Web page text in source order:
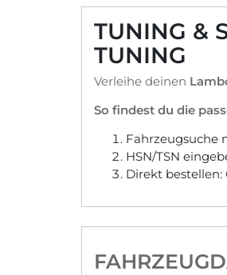
TUNING &
TUNING
Verleihe deinen
So findest du die
Fahrzeugsuche
HSN/TSN
Direkt